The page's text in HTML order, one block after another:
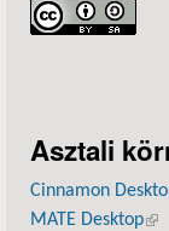
Asztali
Cinnamon
MATE Desktop